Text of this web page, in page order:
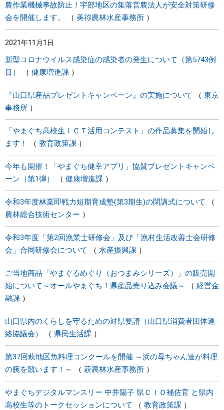
農作業機械事故防止！宇部地区の集落営農法人が安全対策研修
会を開催します。
美祢農林水産事務所
2021年11月1日
新型コロナウイルス感染症の感染者の発生について（第5743例
目）
健康増進課
『山口県産品プレゼントキャンペーン』の実施について
東京
事務所
「やまぐち高校生ＩＣＴ活用コンテスト」の作品募集を開始し
ます！
教育政策課
今年も開催！「やまぐち健幸アプリ」協賛プレゼントキャンペ
ーン（第1弾）
健康増進課
令和3年度林業即戦力短期育成塾(第3期生)の閉講式について
農林総合技術センター
令和3年度「第2回漁業士研修会」及び「漁村生活改善士会研修
会」合同研修会について
水産振興課
ご当地商品「やまぐるめぐり（おつまみシリーズ）」の販売開
始について～オールやまぐち！県産品売り込み会議～
経営金
融課
山口県内のくらしを守るための対県要請（山口県消費者団体連
絡協議会）
県民生活課
第37回萩地区魚料理コンクールを開催 ～浜の母ちゃん達が料理
の腕を競います！～
萩農林水産事務所
やまぐちデジタルマンスリー 中井陽子 県ＣＩＯ補佐官 と県内
高校生等のトークセッションについて
教育政策課